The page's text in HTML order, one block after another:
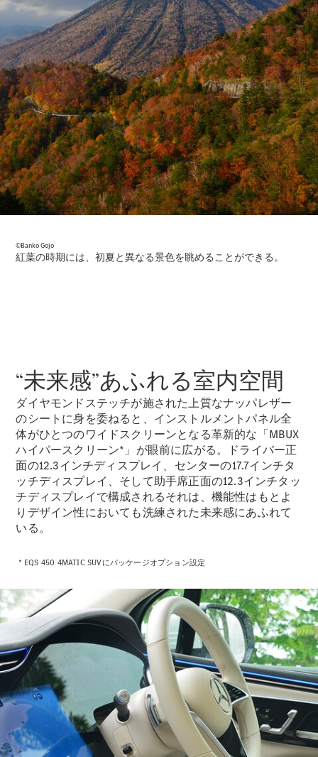
All Coupé
CLE Coupé
Mercedes-
AMG GT
Coupé
Mercedes-
AMG GT 4-
Door-Coupé
Mercedes-
AMG GT
4-Door-
Coupé
New電気
試乗リクエ
ショールー
All
Cabriolet/Roadster
CLE
Cabriolet
Mercedes-
AMG SL
Roadster
Mercedes-
Maybach SL
スト
ショールー
ム
Mini Van
V-Class
“未来感”あふれる室内空間
ダイヤモンドステッチが施された上質なナッパレザー
のシートに身を委ねると、インストルメントパネル全
体がひとつのワイドスクリーンとなる革新的な「MBUX
ハイパースクリーン*」が眼前に広がる。ドライバー正
面の12.3インチディスプレイ、センターの17.7インチタ
ッチディスプレイ、そして助手席正面の12.3インチタッ
チディスプレイで構成されるそれは、機能性はもとよ
りデザイン性においても洗練された未来感にあふれて
いる。
* EQS 450 4MATIC SUVにパッケージオプション設定